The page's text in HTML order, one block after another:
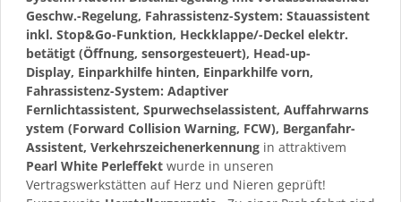
Geschw.-Regelung, Fahrassistenz-System: Stauassistent
inkl. Stop&Go-Funktion, Heckklappe/-Deckel elektr.
betätigt (Öffnung, sensorgesteuert), Head-up-
Display, Einparkhilfe hinten, Einparkhilfe vorn,
Fahrassistenz-System: Adaptiver
Fernlichtassistent, Spurwechselassistent, Auffahrwarns
ystem (Forward Collision Warning, FCW), Berganfahr-
Assistent, Verkehrszeichenerkennung in attraktivem
Pearl White Perleffekt wurde in unseren
Vertragswerkstätten auf Herz und Nieren geprüft!